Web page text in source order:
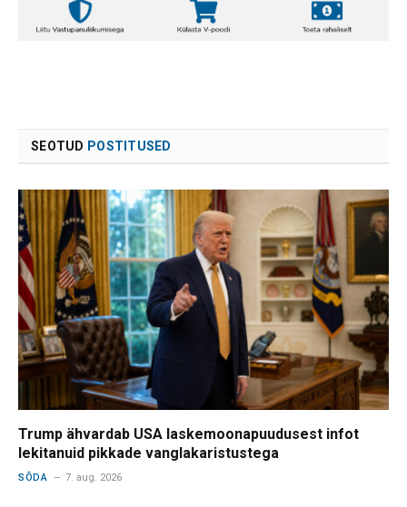
SEOTUD POSTITUSED
Trump ähvardab USA laskemoonapuudusest infot
lekitanuid pikkade vanglakaristustega
SÕDA 7. aug. 2026